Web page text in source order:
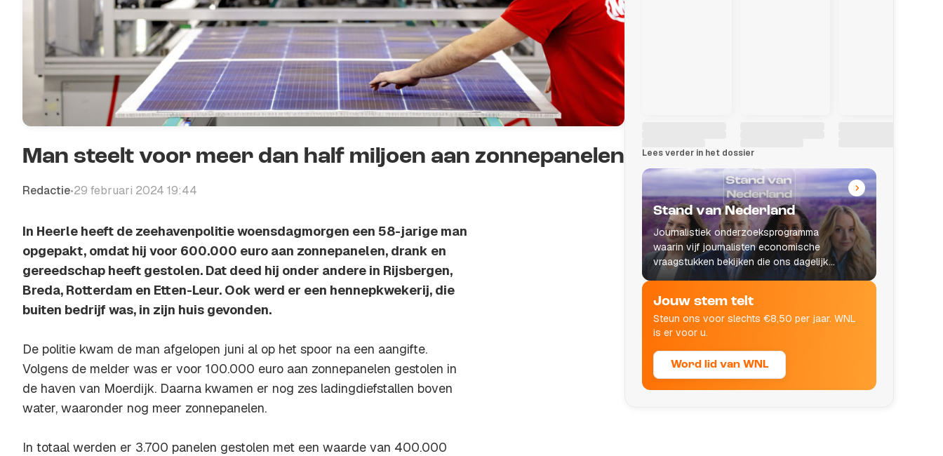
Man steelt voor meer dan half miljoen aan zonnepanelen
Redactie•29 februari 2024 19:44
In Heerle heeft de zeehavenpolitie woensdagmorgen een 58-jarige man
opgepakt, omdat hij voor 600.000 euro aan zonnepanelen, drank en
gereedschap heeft gestolen. Dat deed hij onder andere in Rijsbergen,
Breda, Rotterdam en Etten-Leur. Ook werd er een hennepkwekerij, die
buiten bedrijf was, in zijn huis gevonden.
De politie kwam de man afgelopen juni al op het spoor na een aangifte.
Volgens de melder was er voor 100.000 euro aan zonnepanelen gestolen in
de haven van Moerdijk. Daarna kwamen er nog zes ladingdiefstallen boven
water, waaronder nog meer zonnepanelen.
In totaal werden er 3.700 panelen gestolen met een waarde van 400.000
Lees verder in het dossier
Stand van Nederland
Journalistiek onderzoeksprogramma
waarin vijf journalisten economische
vraagstukken bekijken die ons dagelijks
leven raken.
Jouw stem telt
Steun ons voor slechts €8,50 per jaar. WNL
is er voor u.
Word lid van WNL